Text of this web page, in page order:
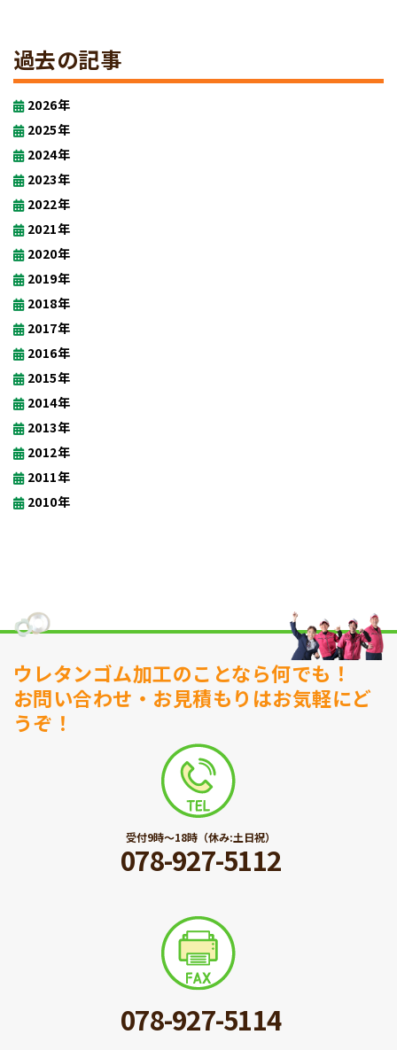
過去の記事
2026年
2025年
2024年
2023年
2022年
2021年
2020年
2019年
2018年
2017年
2016年
2015年
2014年
2013年
2012年
2011年
2010年
ウレタンゴム加工のことなら何でも！
お問い合わせ・お見積もりはお気軽にど
うぞ！
受付9時〜18時（休み:土日祝）
078-927-5112
078-927-5114